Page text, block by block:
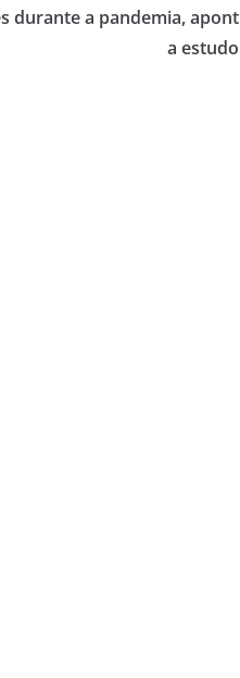
durante a pandemia, apont
a estudo